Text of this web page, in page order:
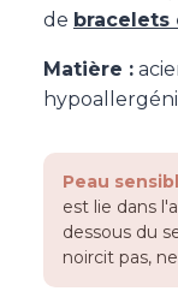
de bracelets
Matière :
Peau
est lie dans
dessous du
noircit pas,